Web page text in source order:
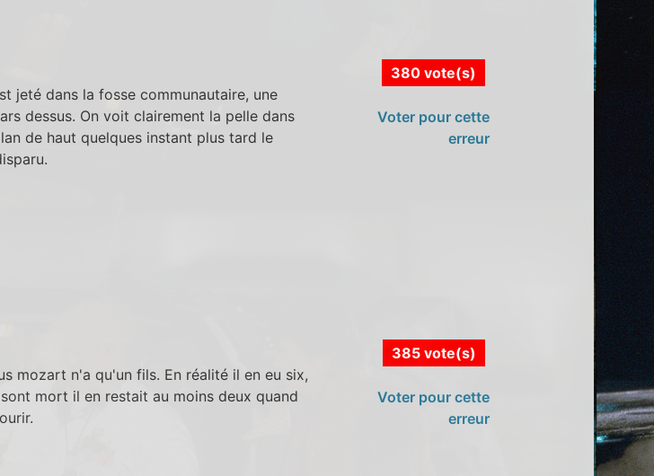
jeté dans la fosse communautaire, une
dessus. On voit clairement la pelle dans
de haut quelques instant plus tard le
380 vote(s)
Voter pour cette
erreur
mozart n'a qu'un fils. En réalité il en eu six,
mort il en restait au moins deux quand
385 vote(s)
Voter pour cette
erreur